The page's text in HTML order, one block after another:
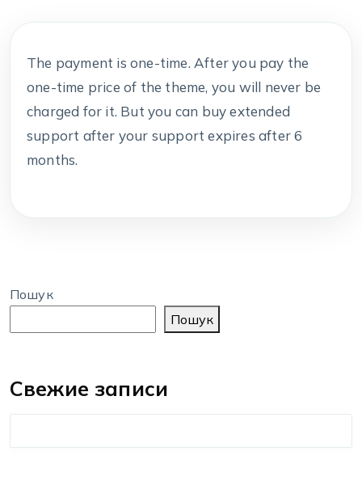
The payment is one-time. After you pay the
one-time price of the theme, you will never be
charged for it. But you can buy extended
support after your support expires after 6
months.
Пошук
Пошук
Свежие записи